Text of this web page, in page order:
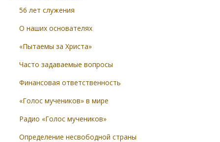
56 лет служения
О наших основателях
«Пытаемы за Христа»
Часто задаваемые вопросы
Финансовая ответственность
«Голос мучеников» в мире
Радио «Голос мучеников»
Определение несвободной страны